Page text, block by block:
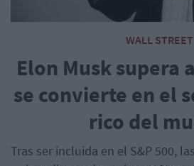
WALL STREET
Elon Musk supera
se convierte en el
rico del
Tras ser incluida en el S&P 500,